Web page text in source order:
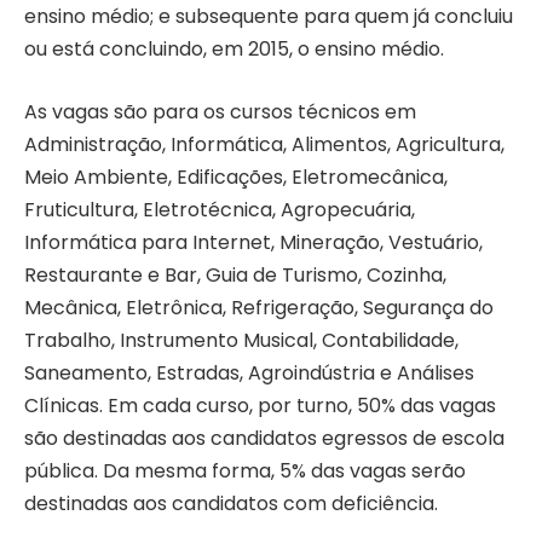
ensino médio; e subsequente para quem já concluiu
ou está concluindo, em 2015, o ensino médio.
As vagas são para os cursos técnicos em
Administração, Informática, Alimentos, Agricultura,
Meio Ambiente, Edificações, Eletromecânica,
Fruticultura, Eletrotécnica, Agropecuária,
Informática para Internet, Mineração, Vestuário,
Restaurante e Bar, Guia de Turismo, Cozinha,
Mecânica, Eletrônica, Refrigeração, Segurança do
Trabalho, Instrumento Musical, Contabilidade,
Saneamento, Estradas, Agroindústria e Análises
Clínicas. Em cada curso, por turno, 50% das vagas
são destinadas aos candidatos egressos de escola
pública. Da mesma forma, 5% das vagas serão
destinadas aos candidatos com deficiência.